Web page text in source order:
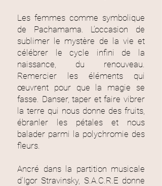
Les femmes comme symbolique
de Pachamama. L’occasion de
sublimer le mystère de la vie et
célébrer le cycle infini de la
naissance, du renouveau.
Remercier les éléments qui
œuvrent pour que la magie se
fasse. Danser, taper et faire vibrer
la terre qui nous donne des fruits,
ébranler les pétales et nous
balader parmi la polychromie des
fleurs.
Ancré dans la partition musicale
d’Igor Stravinsky, S.A.C.R.E donne